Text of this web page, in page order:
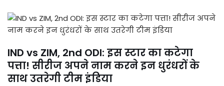
IND vs ZIM, 2nd ODI: इस स्टार का कटेगा
पत्ता! सीरीज अपने नाम करने इन धुरंधरों के
साथ उतरेगी टीम इंडिया